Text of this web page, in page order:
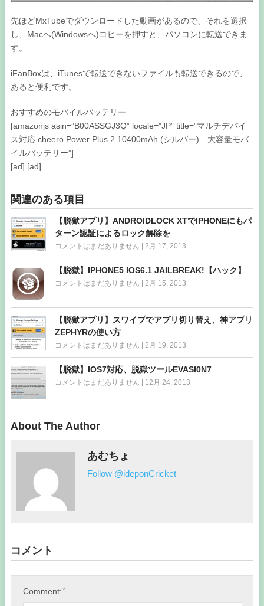
先ほどMxTubeでダウンロードした動画があるので、それを選択
し、Macへ(Windowsへ)コピーを押すと、パソコンに転送できま
す。
iFanBoxは、iTunesで転送できないファイルも転送できるので、
あると便利です。
おすすめのモバイルバッテリー
[amazonjs asin=”B00ASSGJ3Q” locale=”JP” title=”マルチデバイ
ス対応 cheero Power Plus 2 10400mAh (シルバー) 大容量モバ
イルバッテリー”]
[ad] [ad]
関連のある項目
【脱獄アプリ】ANDROIDLOCK XTでIPHONEにもパ
ターン認証によるロック解除を
コメントはまだありません 2月 17, 2013
【脱獄】IPHONE5 IOS6.1 JAILBREAK!【ハック】
コメントはまだありません 2月 15, 2013
【脱獄アプリ】スワイプでアプリ切り替え、神アプリ
ZEPHYRの使い方
コメントはまだありません 2月 19, 2013
【脱獄】IOS7対応、脱獄ツールEVASI0N7
コメントはまだありません 12月 24, 2013
About The Author
あむちょ
Follow @ideponCricket
コメント
Comment:*